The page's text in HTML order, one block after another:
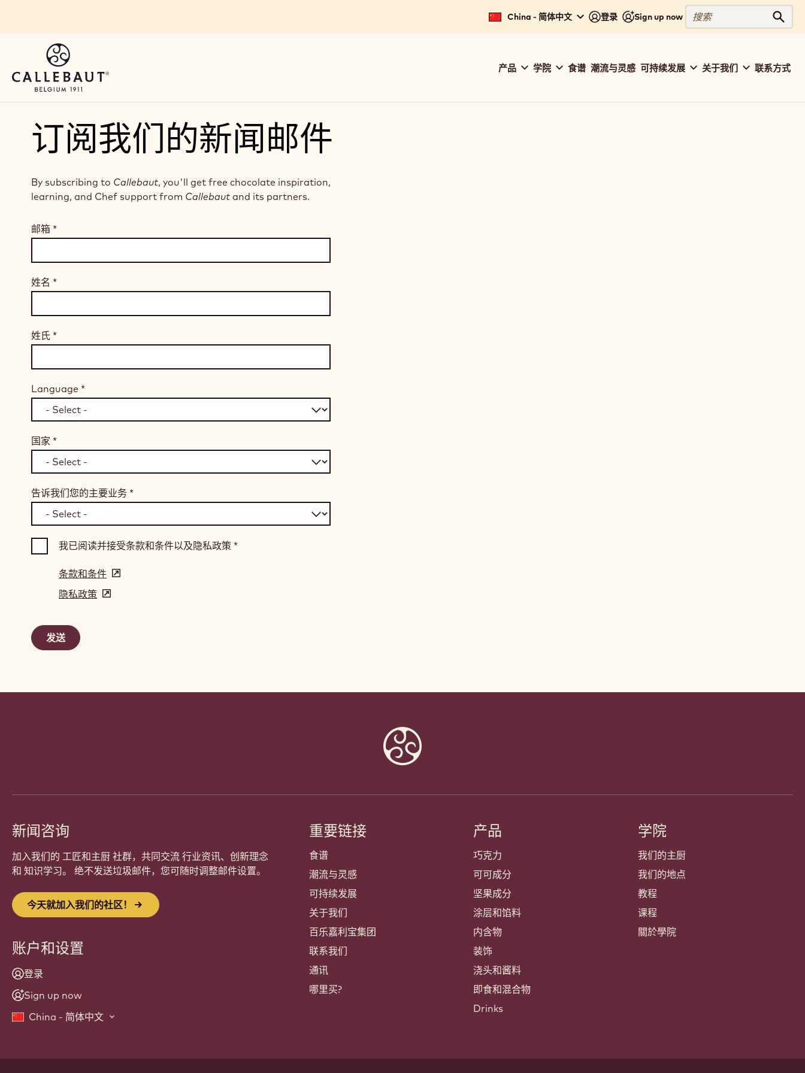
China - 简体中文 登录 Sign up now
搜
索
搜索
navigation
产品 学院 食谱 潮流与灵感 可持续发展 关于我们 联系方式
订阅我们的新闻邮件
By subscribing to Callebaut, you'll get free chocolate inspiration,
learning, and Chef support from Callebaut and its partners.
邮箱 *
姓名 *
姓氏 *
Language *
国家 *
告诉我们您的主要业务 *
我已阅读并接受条款和条件以及隐私政策 *
条款和条件 (opens
in
隐私政策 (opens
新闻咨询
加入我们的 工匠和主厨 社群，共同交流 行业资讯、创新理念
和 知识学习。 绝不发送垃圾邮件，您可随时调整邮件设置。
今天就加入我们的社区！
账户和设置
登录
Sign up now
China - 简体中文
Footer
Callebaut
重要链接
食谱
潮流与灵感
可持续发展
关于我们
百乐嘉利宝集团
联系我们
通讯
哪里买?
产品
巧克力
可可成分
坚果成分
涂层和馅料
内含物
装饰
浇头和酱料
即食和混合物
Drinks
学院
我们的主厨
我们的地点
教程
课程
關於學院